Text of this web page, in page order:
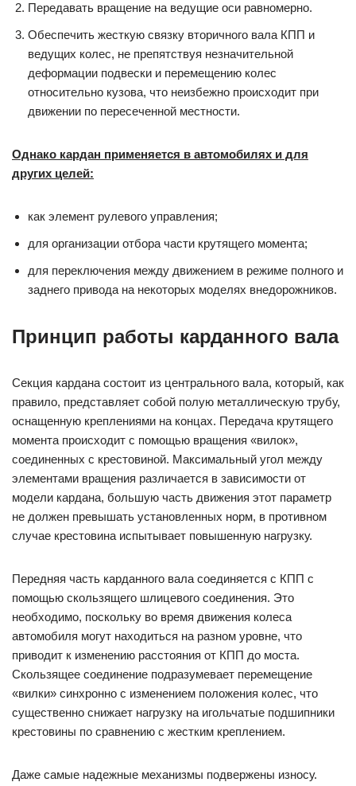
Передавать вращение на ведущие оси равномерно.
Обеспечить жесткую связку вторичного вала КПП и
ведущих колес, не препятствуя незначительной
деформации подвески и перемещению колес
относительно кузова, что неизбежно происходит при
движении по пересеченной местности.
Однако кардан применяется в автомобилях и для
других целей:
как элемент рулевого управления;
для организации отбора части крутящего момента;
для переключения между движением в режиме полного и
заднего привода на некоторых моделях внедорожников.
Принцип работы карданного вала
Секция кардана состоит из центрального вала, который, как
правило, представляет собой полую металлическую трубу,
оснащенную креплениями на концах. Передача крутящего
момента происходит с помощью вращения «вилок»,
соединенных с крестовиной. Максимальный угол между
элементами вращения различается в зависимости от
модели кардана, большую часть движения этот параметр
не должен превышать установленных норм, в противном
случае крестовина испытывает повышенную нагрузку.
Передняя часть карданного вала соединяется с КПП с
помощью скользящего шлицевого соединения. Это
необходимо, поскольку во время движения колеса
автомобиля могут находиться на разном уровне, что
приводит к изменению расстояния от КПП до моста.
Скользящее соединение подразумевает перемещение
«вилки» синхронно с изменением положения колес, что
существенно снижает нагрузку на игольчатые подшипники
крестовины по сравнению с жестким креплением.
Даже самые надежные механизмы подвержены износу.